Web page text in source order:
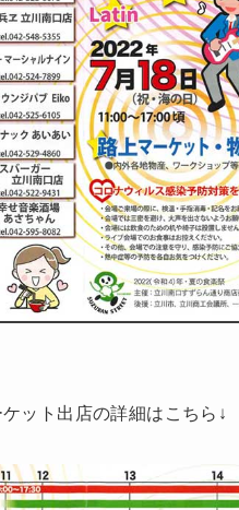
ット出店の詳細はこちら↓